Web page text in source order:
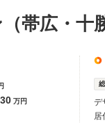
帯広・十
万円
デ
居